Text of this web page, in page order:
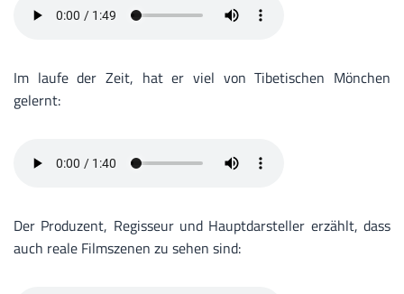
Im laufe der Zeit, hat er viel von Tibetischen Mönchen
gelernt:
Der Produzent, Regisseur und Hauptdarsteller erzählt, dass
auch reale Filmszenen zu sehen sind: